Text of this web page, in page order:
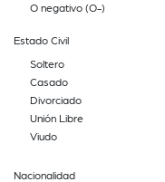
O negativo (O-)
Estado Civil
Soltero
Casado
Divorciado
Unión Libre
Viudo
Nacionalidad